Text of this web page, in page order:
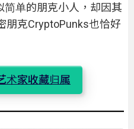
简单的朋克小人，却因其
朋克CryptoPunks也恰好
术家收藏归属